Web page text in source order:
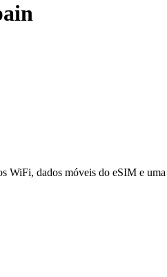
WiFi, dados móveis do eSIM e